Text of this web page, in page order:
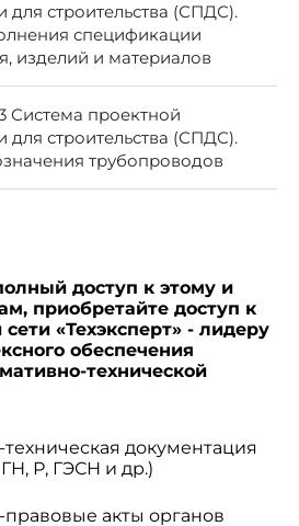
2002 г.) с Изменением
в сентябре 1980 г. (ИУС 1-
всех отраслей
народного хозяйства.
распространяется на правила
рабочих
для строительства (СПДС).
спецификации
изделий и материалов
Система проектной
для строительства (СПДС).
трубопроводов
доступ к этому и
приобретайте доступ к
«Техэксперт» - лидеру
обеспечения
технической
документация
Р, ГЭСН и др.)
акты органов